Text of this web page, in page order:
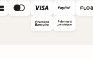
   